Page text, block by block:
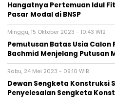
Hangatnya Pertemuan Idul
Pasar Modal di BNSP
Minggu, 15 Oktober 2023 - 10:43 WIB
Pemutusan Batas Usia Calon
Bachmid Menjelang Putusan
Rabu, 24 Mei 2023 - 09:10 WIB
Dewan Sengketa Konstruksi
Penyelesaian Sengketa